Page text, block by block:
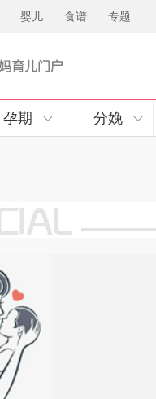
婴儿 食谱 专题
孕期 分娩